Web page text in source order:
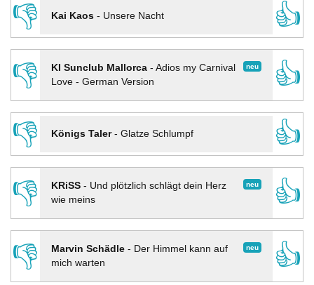
👎
Kai Kaos- Unsere Nacht
👍
👎
neu
KI Sunclub Mallorca- Adios my Carnival
Love - German Version
👍
👎
Königs Taler- Glatze Schlumpf
👍
👎
neu
KRiSS- Und plötzlich schlägt dein Herz
wie meins
👍
👎 neu
Marvin Schädle- Der Himmel kann auf
mich warten
👍